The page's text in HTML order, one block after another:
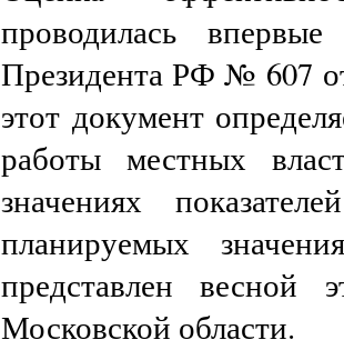
проводилась
Президента РФ № 607
этот документ
работы местных
значениях
планируемых
представлен весной
Московской области.